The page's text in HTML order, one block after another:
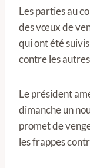
Les parties au
des vœux de
qui ont été
contre les
Le président
dimanche un
promet de
les frappes